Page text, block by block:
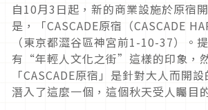
自10月3日起，新的商業設施於原宿
是，「CASCADE原宿（CASCADE
（東京都澀谷區神宮前1-10-37）。
有“年輕人文化之街”這樣的印象，
「CASCADE原宿」是針對大人而開
潛入了這麼一個，這個秋天受人矚目